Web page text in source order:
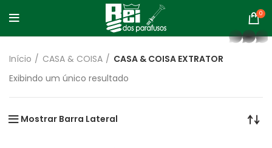
0
Início CASA & COISA
CASA & COISA EXTRATOR
Exibindo um único resultado
Mostrar Barra Lateral
whatsapp